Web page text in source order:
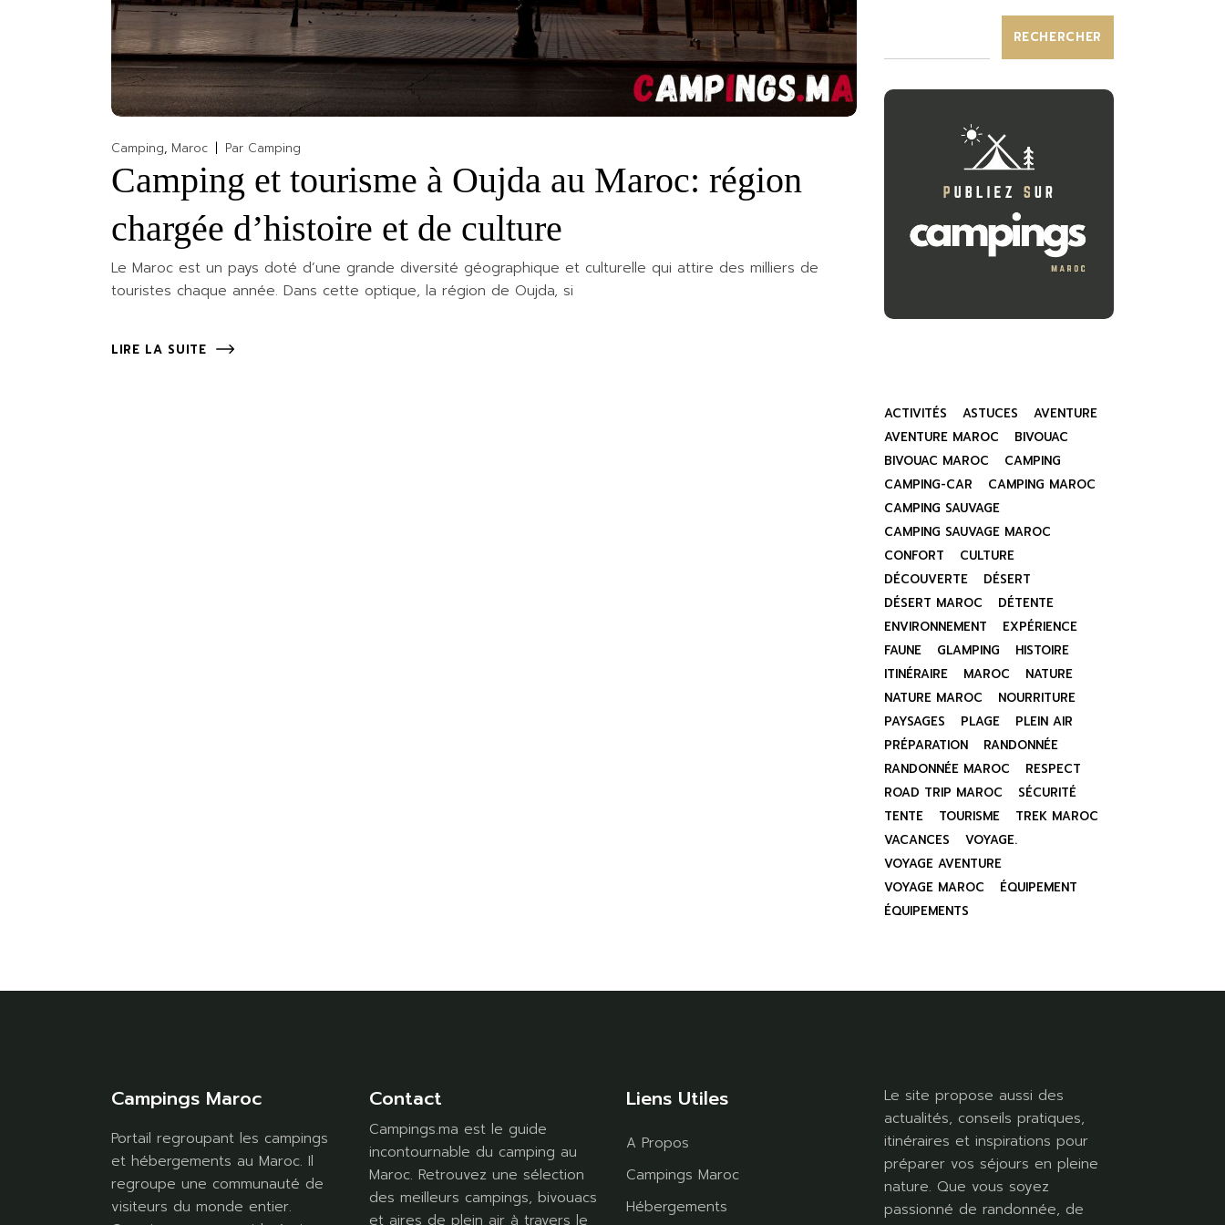
Camping Maroc Par Camping
Camping et tourisme à Oujda au Maroc: région
chargée d’histoire et de culture
Le Maroc est un pays doté d’une grande diversité géographique et culturelle qui attire des milliers de
touristes chaque année. Dans cette optique, la région de Oujda, si
LIRE LA SUITE
RECHERCHER
ACTIVITÉS ASTUCES
AVENTURE
AVENTURE MAROC
BIVOUAC
BIVOUAC MAROC
CAMPING
CAMPING-CAR
CAMPING MAROC
CAMPING SAUVAGE
CAMPING SAUVAGE MAROC
CONFORT
CULTURE
DÉCOUVERTE
DÉSERT
DÉSERT MAROC
DÉTENTE
ENVIRONNEMENT
EXPÉRIENCE
FAUNE
GLAMPING
HISTOIRE
ITINÉRAIRE
MAROC
NATURE
NATURE MAROC
NOURRITURE
PAYSAGES
PLAGE
PLEIN AIR
PRÉPARATION
RANDONNÉE
RANDONNÉE MAROC
RESPECT
ROAD TRIP MAROC
SÉCURITÉ
TENTE
TOURISME
TREK MAROC
VACANCES
VOYAGE.
VOYAGE AVENTURE
VOYAGE MAROC
ÉQUIPEMENT
ÉQUIPEMENTS
Campings Maroc
Portail regroupant les campings
et hébergements au Maroc. Il
regroupe une communauté de
visiteurs du monde entier.
Contact
Campings.ma est le guide
incontournable du camping au
Maroc. Retrouvez une sélection
des meilleurs campings, bivouacs
et aires de plein air à travers le
Liens Utiles
A Propos
Campings Maroc
Hébergements
Le site propose aussi des
actualités, conseils pratiques,
itinéraires et inspirations pour
préparer vos séjours en pleine
nature. Que vous soyez
passionné de randonnée, de